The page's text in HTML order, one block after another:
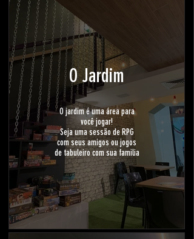
O Jardim
O jardim é uma área para
você jogar!
Seja uma sessão de RPG
com seus amigos ou jogos
de tabuleiro com sua familia